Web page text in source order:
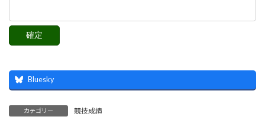
Bluesky
カテゴリー 競技成績